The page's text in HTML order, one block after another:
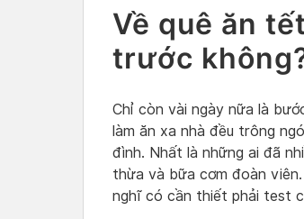
Về quê ăn
trước
Chỉ còn vài ngày nữa là
làm ăn xa nhà đều trông
đình. Nhất là những ai đã
thừa và bữa cơm đoàn
nghĩ có cần thiết phải test